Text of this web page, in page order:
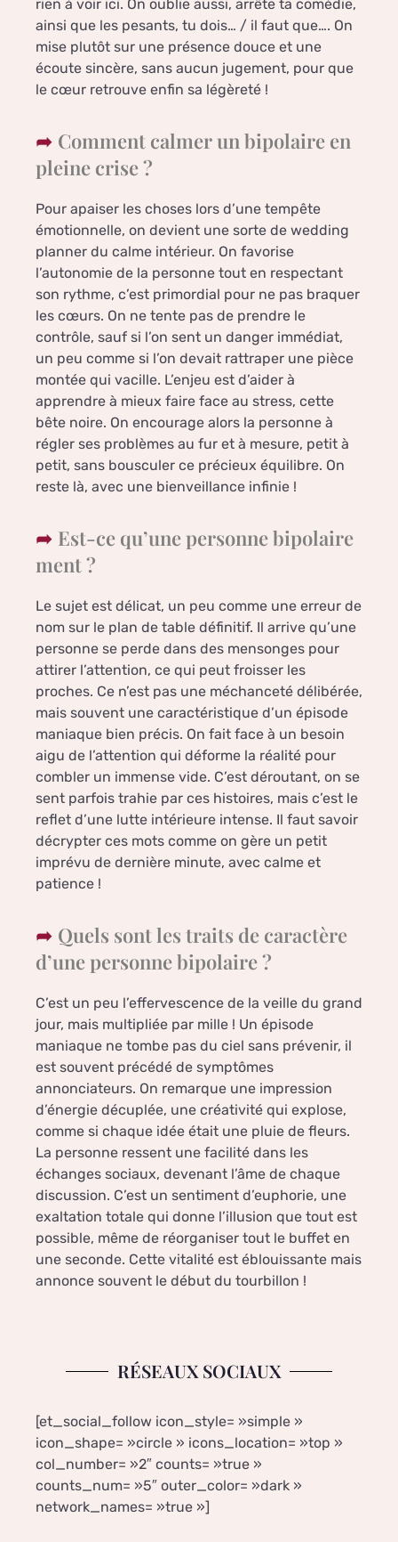
rien à voir ici. On oublie aussi, arrête ta comédie,
ainsi que les pesants, tu dois… / il faut que…. On
mise plutôt sur une présence douce et une
écoute sincère, sans aucun jugement, pour que
le cœur retrouve enfin sa légèreté !
Comment calmer un bipolaire en
pleine crise ?
Pour apaiser les choses lors d’une tempête
émotionnelle, on devient une sorte de wedding
planner du calme intérieur. On favorise
l’autonomie de la personne tout en respectant
son rythme, c’est primordial pour ne pas braquer
les cœurs. On ne tente pas de prendre le
contrôle, sauf si l’on sent un danger immédiat,
un peu comme si l’on devait rattraper une pièce
montée qui vacille. L’enjeu est d’aider à
apprendre à mieux faire face au stress, cette
bête noire. On encourage alors la personne à
régler ses problèmes au fur et à mesure, petit à
petit, sans bousculer ce précieux équilibre. On
reste là, avec une bienveillance infinie !
Est-ce qu’une personne bipolaire
ment ?
Le sujet est délicat, un peu comme une erreur de
nom sur le plan de table définitif. Il arrive qu’une
personne se perde dans des mensonges pour
attirer l’attention, ce qui peut froisser les
proches. Ce n’est pas une méchanceté délibérée,
mais souvent une caractéristique d’un épisode
maniaque bien précis. On fait face à un besoin
aigu de l’attention qui déforme la réalité pour
combler un immense vide. C’est déroutant, on se
sent parfois trahie par ces histoires, mais c’est le
reflet d’une lutte intérieure intense. Il faut savoir
décrypter ces mots comme on gère un petit
imprévu de dernière minute, avec calme et
patience !
Quels sont les traits de caractère
d’une personne bipolaire ?
C’est un peu l’effervescence de la veille du grand
jour, mais multipliée par mille ! Un épisode
maniaque ne tombe pas du ciel sans prévenir, il
est souvent précédé de symptômes
annonciateurs. On remarque une impression
d’énergie décuplée, une créativité qui explose,
comme si chaque idée était une pluie de fleurs.
La personne ressent une facilité dans les
échanges sociaux, devenant l’âme de chaque
discussion. C’est un sentiment d’euphorie, une
exaltation totale qui donne l’illusion que tout est
possible, même de réorganiser tout le buffet en
une seconde. Cette vitalité est éblouissante mais
annonce souvent le début du tourbillon !
RÉSEAUX SOCIAUX
[et_social_follow icon_style= »simple »
icon_shape= »circle » icons_location= »top »
col_number= »2″ counts= »true »
counts_num= »5″ outer_color= »dark »
network_names= »true »]